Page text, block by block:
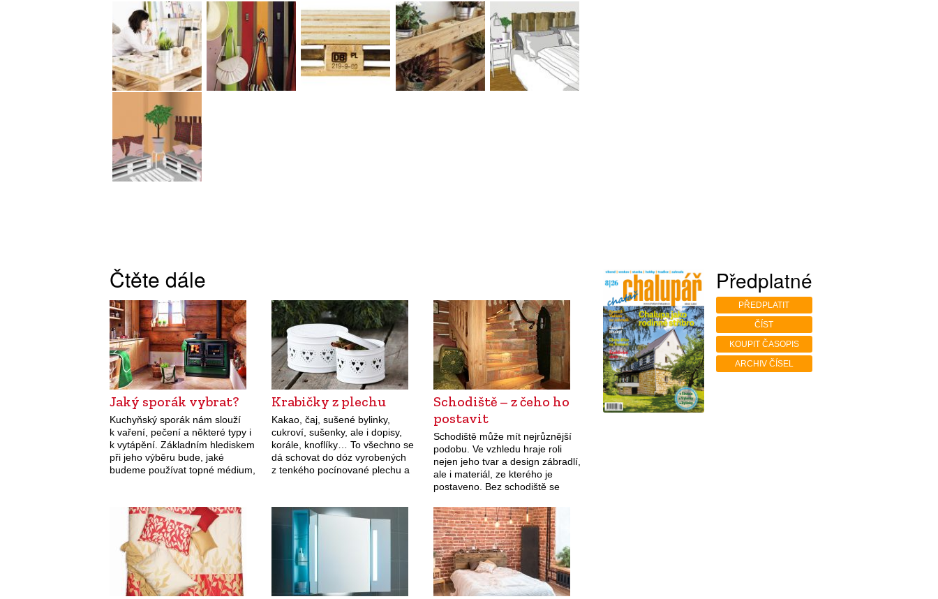
Čtěte dále
Jaký sporák vybrat?
Kuchyňský sporák nám slouží
k vaření, pečení a některé typy i
k vytápění. Základním hlediskem
při jeho výběru bude, jaké
budeme používat topné médium,
požadujeme.
Krabičky z plechu
Kakao, čaj, sušené bylinky,
cukroví, sušenky, ale i dopisy,
korále, knoflíky… To všechno se
dá schovat do dóz vyrobených
z tenkého pocínované plechu a
Schodiště – z čeho ho
postavit
Schodiště může mít nejrůznější
podobu. Ve vzhledu hraje roli
nejen jeho tvar a design zábradlí,
ale i materiál, ze kterého je
postaveno. Bez schodiště se
přízemní venkovské chalupy ne.
Nějaké schody…
Předplatné
PŘEDPLATIT
ČÍST
KOUPIT ČASOPIS
ARCHIV ČÍSEL